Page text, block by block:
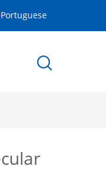
Portuguese